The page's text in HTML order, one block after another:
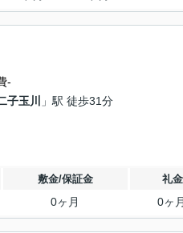
-
子玉川 」駅 徒歩31分
敷金/保証金 礼金
0ヶ月 0ヶ月